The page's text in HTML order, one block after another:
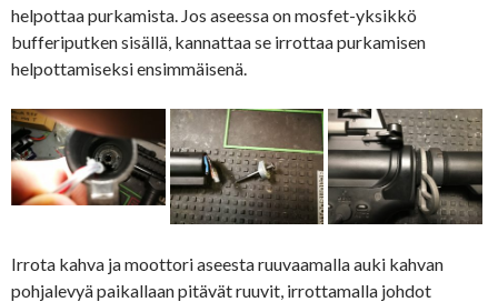
helpottaa purkamista. Jos aseessa on mosfet-yksikkö
bufferiputken sisällä, kannattaa se irrottaa purkamisen
helpottamiseksi ensimmäisenä.
Irrota kahva ja moottori aseesta ruuvaamalla auki kahvan
pohjalevyä paikallaan pitävät ruuvit, irrottamalla johdot